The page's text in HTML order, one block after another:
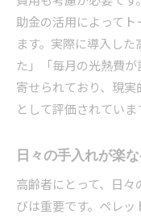
助金の活用によって
ます。実際に導入し
た」「毎月の光熱費
寄せられており、現
として評価されていま
日々の手入れが楽
高齢者にとって、日
びは重要です。ペレ